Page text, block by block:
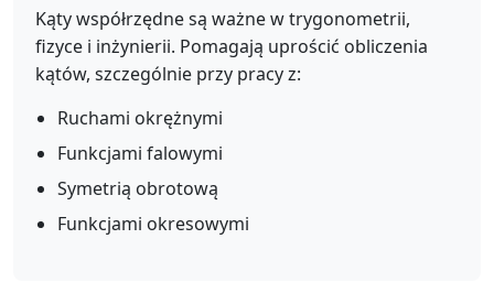
Kąty współrzędne są ważne w trygonometrii,
fizyce i inżynierii. Pomagają uprościć obliczenia
kątów, szczególnie przy pracy z:
Ruchami okrężnymi
Funkcjami falowymi
Symetrią obrotową
Funkcjami okresowymi